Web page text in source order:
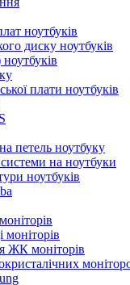
ноутбуків
диску ноутбуків
плати ноутбуків
петель ноутбуку
на ноутбуки
ноутбуків
моніторів
ЖК моніторів